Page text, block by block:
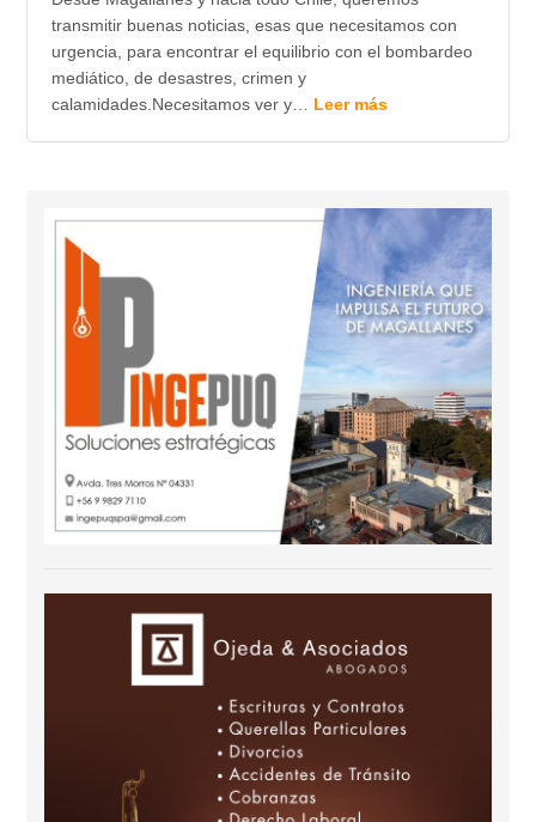
transmitir buenas noticias, esas que necesitamos con
urgencia, para encontrar el equilibrio con el bombardeo
mediático, de desastres, crimen y
calamidades.Necesitamos ver y… Leer más